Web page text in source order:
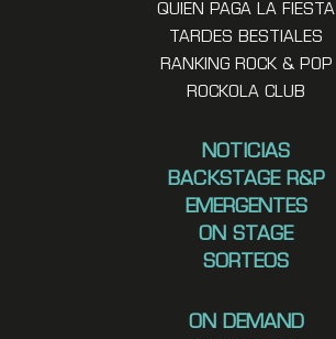
QUIEN PAGA LA FIESTA
TARDES BESTIALES
RANKING ROCK & POP
ROCKOLA CLUB
NOTICIAS
BACKSTAGE R&P
EMERGENTES
ON STAGE
SORTEOS
ON DEMAND